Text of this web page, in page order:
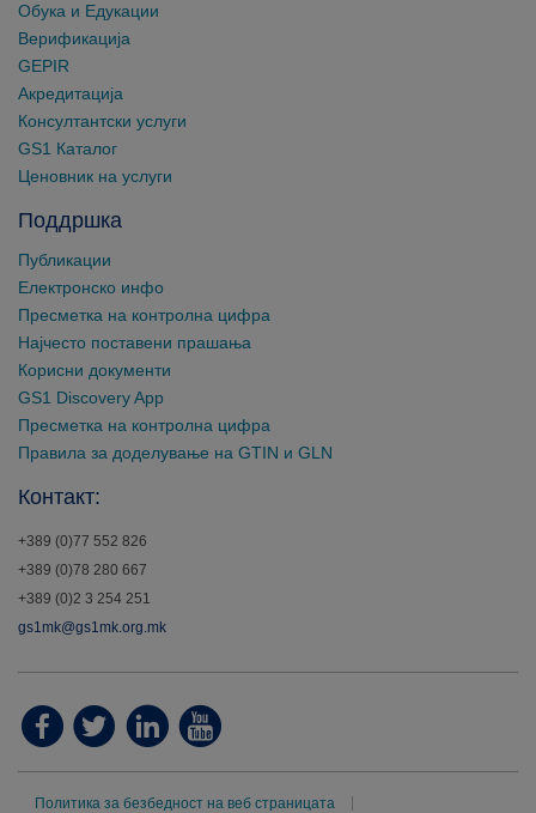
Обука и Едукации
Верификација
GEPIR
Акредитација
Консултантски услуги
GS1 Каталог
Ценовник на услуги
Поддршка
Публикации
Електронско инфо
Пресметка на контролна цифра
Најчесто поставени прашања
Корисни документи
GS1 Discovery App
Пресметка на контролна цифра
Правила за доделување на GTIN и GLN
Контакт:
+389 (0)77 552 826
+389 (0)78 280 667
+389 (0)2 3 254 251
gs1mk@gs1mk.org.mk
Политика за безбедност на веб страницата